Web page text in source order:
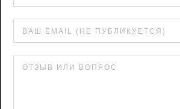
ВАШ EMAIL (НЕ ПУБЛИКУЕТСЯ)
ОТЗЫВ ИЛИ ВОПРОС